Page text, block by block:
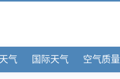
气 国际天气 空气质量